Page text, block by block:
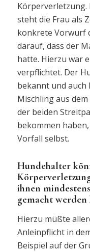
Körperverletzung.
steht die Frau als
konkrete Vorwurf
darauf, dass der
hatte. Hierzu war
verpflichtet. Der
bekannt und auch
Mischling aus
der beiden
bekommen
Vorfall selbst.
Hundehalter
ihnen
gemacht werden
Hierzu müßte
Anleinpflicht in
Beispiel auf der